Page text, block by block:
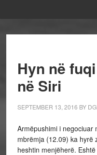
Hyn në
në Siri
SEPTEMBER 13, 2016 BY
Armëpushimi i negociuar
mbrëmja (12.09) ka hyrë
heshtin menjëherë.